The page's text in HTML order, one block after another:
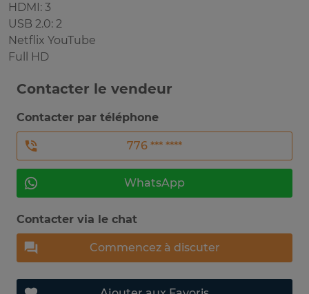
HDMI: 3
USB 2.0: 2
Netflix YouTube
Full HD
Contacter le vendeur
Contacter par téléphone
776 *** ****
WhatsApp
Contacter via le chat
Commencez à discuter